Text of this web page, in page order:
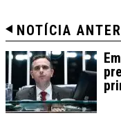
NOTÍCIA